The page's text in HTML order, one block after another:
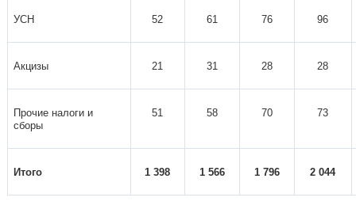
УСН 52 61 76 96
Акцизы 21 31 28 28
Прочие налоги и
сборы
51 58 70 73
Итого 1 398 1 566 1 796 2 044